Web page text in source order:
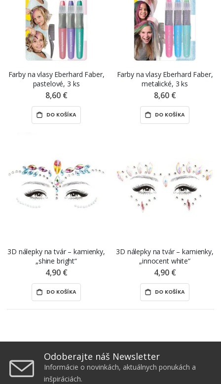
Farby na vlasy Eberhard Faber,
pastelové, 3 ks
8,60 €
DO KOŠÍKA
Farby na vlasy Eberhard Faber,
metalické, 3 ks
8,60 €
DO KOŠÍKA
3D nálepky na tvár – kamienky,
„shine bright“
4,90 €
DO KOŠÍKA
3D nálepky na tvár – kamienky,
„innocent white“
4,90 €
DO KOŠÍKA
Odoberajte náš Newsletter
Informácie o novinkách, aktuálnych ponukách a
inšpiráciách.